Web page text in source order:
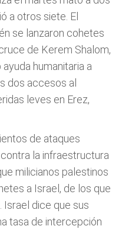
a otros siete. El
se lanzaron cohetes
de Kerem Shalom,
humanitaria a
dos accesos al
leves en Erez,
de ataques
la infraestructura
milicianos palestinos
a Israel, de los que
Israel dice que sus
tasa de intercepción